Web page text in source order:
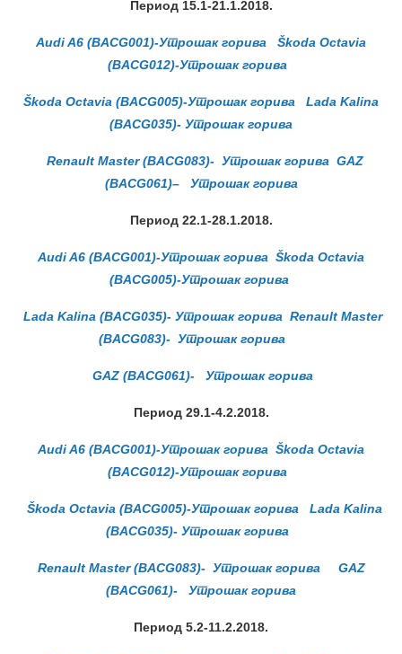
Период 15.1-21.1.2018.
Audi A6 (BACG001)-Утрошак горива
Škoda Octavia
(BACG012)-Утрошак горива
Škoda Octavia (BACG005)-Утрошак горива
Lada Kalina
(BACG035)- Утрошак горива
Renault Master (BACG083)- Утрошак горива GAZ
(BACG061)– Утрошак горива
Период 22.1-28.1.2018.
Audi A6 (BACG001)-Утрошак горива Škoda Octavia
(BACG005)-Утрошак горива
Lada Kalina (BACG035)- Утрошак горива Renault Master
(BACG083)- Утрошак горива
GAZ (BACG061)- Утрошак горива
Период 29.1-4.2.2018.
Audi A6 (BACG001)-Утрошак горива Škoda Octavia
(BACG012)-Утрошак горива
Škoda Octavia (BACG005)-Утрошак горива
Lada Kalina
(BACG035)- Утрошак горива
Renault Master (BACG083)- Утрошак горива
GAZ
(BACG061)- Утрошак горива
Период 5.2-11.2.2018.